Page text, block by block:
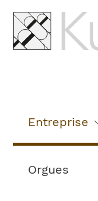
Entreprise
Orgues